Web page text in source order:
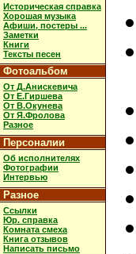
Историческая справка
Хорошая музыка
Афиши, постеры ...
Заметки
Книги
Тексты песен
Фотоальбом
От Д.Анискевича
От Е.Гиршева
От В.Окунева
От Я.Фролова
Разное
Персоналии
Об исполнителях
Фотографии
Интервью
Разное
Ссылки
Юр. справка
Комната смеха
Книга отзывов
Написать письмо